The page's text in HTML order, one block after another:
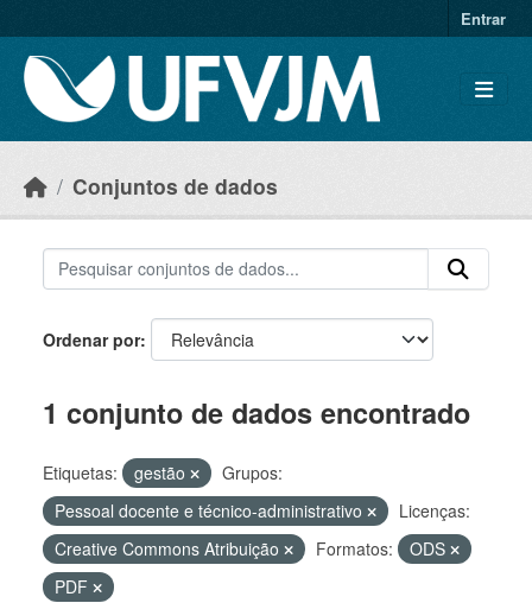
Entrar
Conjuntos de dados
Ordenar por
1 conjunto de dados encontrado
Etiquetas: gestão
Grupos:
Pessoal docente e técnico-administrativo
Licenças:
Creative Commons Atribuição
Formatos:
ODS
PDF